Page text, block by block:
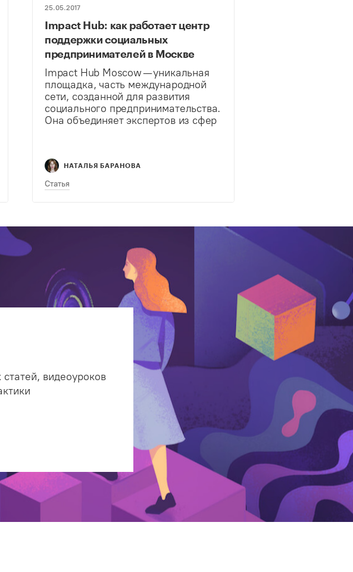
25.05.2017
Impact Hub: как работает центр
поддержки социальных
предпринимателей в Москве
Impact Hub Moscow — уникальная
площадка, часть международной
сети, созданной для развития
социального предпринимательства.
Она объединяет экспертов из сфер
площадке можно провесть
тренинги, семинары,
благотворительные мероприятия и
даже отпраздновать день рождения
НАТАЛЬЯ БАРАНОВА
Статья
видеоуроков